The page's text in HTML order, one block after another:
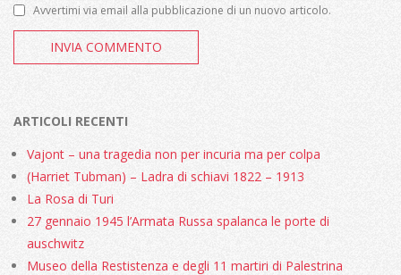
Avvertimi via email alla pubblicazione di un nuovo articolo.
ARTICOLI RECENTI
Vajont – una tragedia non per incuria ma per colpa
(Harriet Tubman) – Ladra di schiavi 1822 – 1913
La Rosa di Turi
27 gennaio 1945 l’Armata Russa spalanca le porte di
auschwitz
Museo della Restistenza e degli 11 martiri di Palestrina